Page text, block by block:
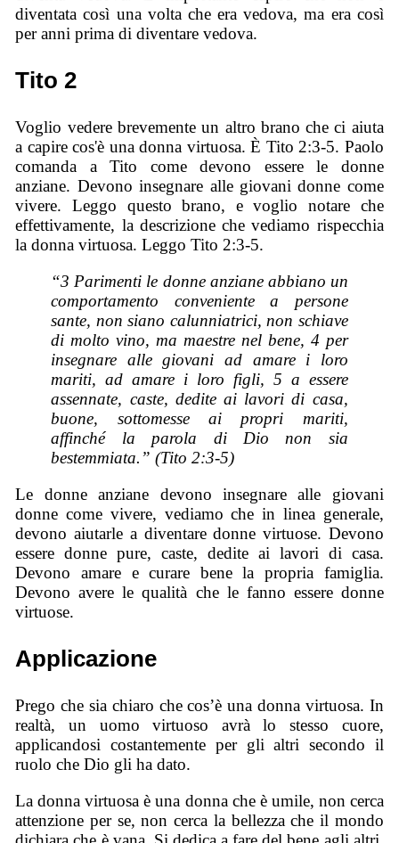
diventata così una volta che era vedova, ma era così
per anni prima di diventare vedova.
Tito 2
Voglio vedere brevemente un altro brano che ci aiuta
a capire cos'è una donna virtuosa. È Tito 2:3-5. Paolo
comanda a Tito come devono essere le donne
anziane. Devono insegnare alle giovani donne come
vivere. Leggo questo brano, e voglio notare che
effettivamente, la descrizione che vediamo rispecchia
la donna virtuosa. Leggo Tito 2:3-5.
“3 Parimenti le donne anziane abbiano un
comportamento conveniente a persone
sante, nonsiano calunniatrici, non schiave
di molto vino, ma maestre nel bene, 4 per
insegnare alle giovani ad amare i loro
mariti, ad amare i loro figli, 5 a essere
assennate, caste, dedite ai lavori di casa,
buone, sottomesse ai propri mariti,
affinché la parola di Dio non sia
bestemmiata.” (Tito 2:3-5)
Le donne anziane devono insegnare alle giovani
donne come vivere, vediamo che in linea generale,
devono aiutarle a diventare donne virtuose. Devono
essere donne pure, caste, dedite ai lavori di casa.
Devono amare e curare bene la propria famiglia.
Devono avere le qualità che le fanno essere donne
virtuose.
Applicazione
Prego che sia chiaro che cos’è una donna virtuosa. In
realtà, un uomo virtuoso avrà lo stesso cuore,
applicandosi costantemente per gli altri secondo il
ruolo che Dio gli ha dato.
La donna virtuosa è una donna che è umile, non cerca
attenzione per se, non cerca la bellezza che il mondo